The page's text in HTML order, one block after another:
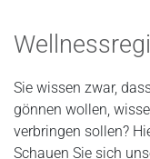
Sie wissen zwar,
gönnen wollen,
verbringen sollen?
Schauen Sie sich